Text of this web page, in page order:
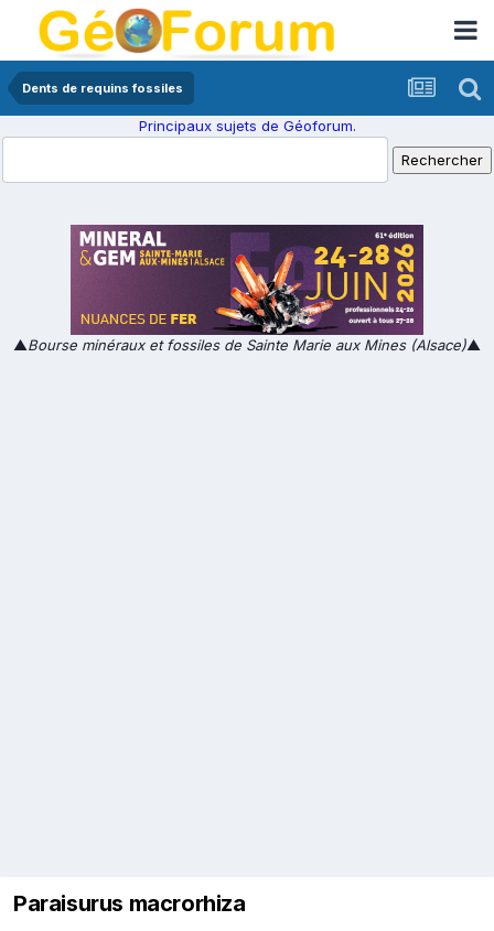
Dents de requins fossiles
Principaux sujets de Géoforum.
▲Bourse minéraux et fossiles de Sainte Marie aux Mines (Alsace)▲
Paraisurus macrorhiza